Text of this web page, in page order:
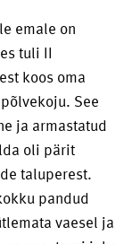
emale on
tuli II
koos oma
See
ja armastatud
oli pärit
taluperest.
pandud
vaesel ja